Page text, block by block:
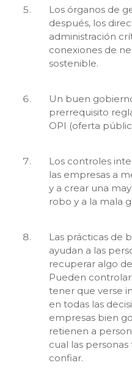
Los órganos de
después, los
administración
conexiones de
sostenible.
Un buen
prerrequisito
OPI (oferta
Los controles
las empresas a
y a crear una
robo y a la mala
Las prácticas de
ayudan a las
recuperar algo
Pueden
tener que verse
en todas las
empresas bien
retienen a
cual las
confiar.